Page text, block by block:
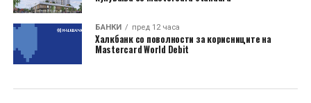
БАНКИ пред 12 часа
Халкбанк со поволности за корисниците на
Mastercard World Debit